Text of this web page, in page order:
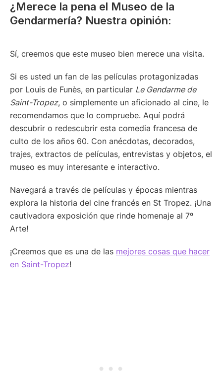
¿Merece la pena el Museo de la
Gendarmería? Nuestra opinión:
Sí, creemos que este museo bien merece una visita.
Si es usted un fan de las películas protagonizadas
por Louis de Funès, en particular Le Gendarme de
Saint-Tropez, o simplemente un aficionado al cine, le
recomendamos que lo compruebe. Aquí podrá
descubrir o redescubrir esta comedia francesa de
culto de los años 60. Con anécdotas, decorados,
trajes, extractos de películas, entrevistas y objetos, el
museo es muy interesante e interactivo.
Navegará a través de películas y épocas mientras
explora la historia del cine francés en St Tropez. ¡Una
cautivadora exposición que rinde homenaje al 7º
Arte!
¡Creemos que es una de las mejores cosas que hacer
en Saint-Tropez!